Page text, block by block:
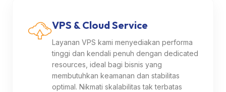
VPS & Cloud Service
Layanan VPS kami menyediakan performa
tinggi dan kendali penuh dengan dedicated
resources, ideal bagi bisnis yang
membutuhkan keamanan dan stabilitas
optimal. Nikmati skalabilitas tak terbatas